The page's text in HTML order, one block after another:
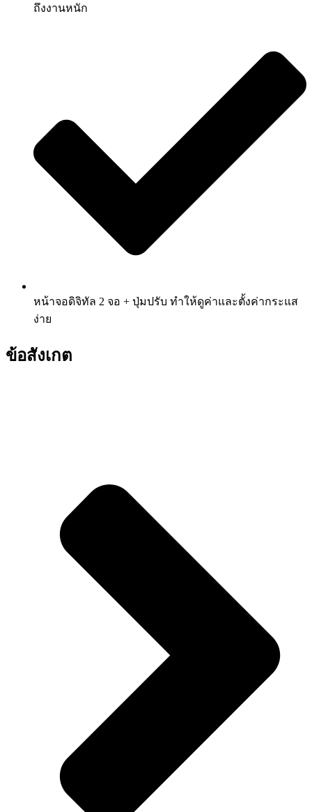
ถึงงานหนัก
หน้าจอดิจิทัล 2 จอ + ปุ่มปรับ ทำให้ดูค่าและตั้งค่ากระแส
ง่าย
ข้อสังเกต